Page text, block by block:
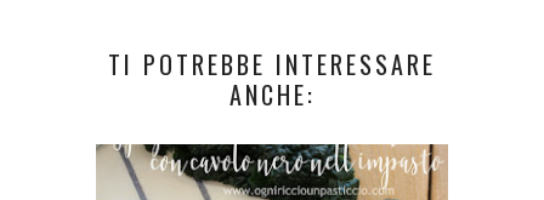
TI POTREBBE INTERESSARE
ANCHE: